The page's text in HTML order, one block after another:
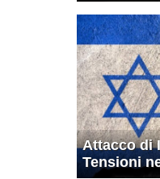
Attacco di
Tensioni